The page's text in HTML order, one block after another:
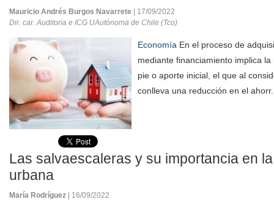
Mauricio Andrés Burgos Navarrete
| 17/09/2022
Dir. car. Auditoria e ICG UAutónoma de Chile (Tco)
Economía En el proceso de
mediante financiamiento implica
pie o aporte inicial, el que al
conlleva una reducción en el
Las salvaescaleras y su importancia en
urbana
María Rodríguez
| 16/09/2022